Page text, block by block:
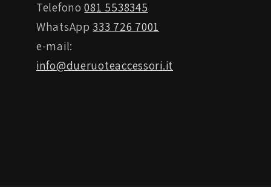
Telefono081 5538345
WhatsApp 333 726 7001
e-mail:
info@dueruoteaccessori.it